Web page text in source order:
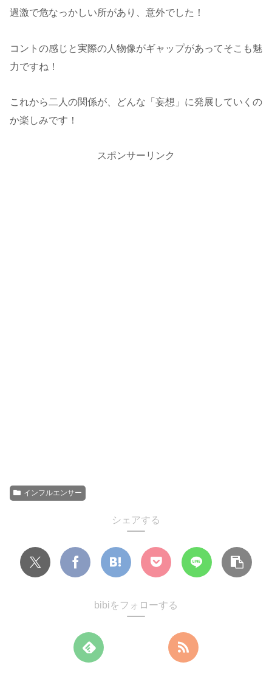
過激で危なっかしい所があり、意外でした！
コントの感じと実際の人物像がギャップがあってそこも魅
力ですね！
これから二人の関係が、どんな「妄想」に発展していくの
か楽しみです！
スポンサーリンク
インフルエンサー
シェアする
bibiをフォローする